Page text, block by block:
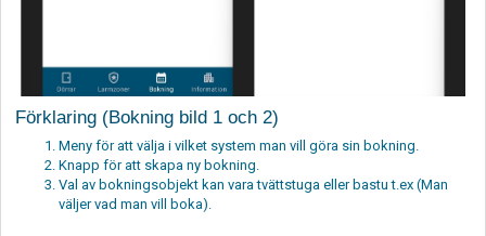
Förklaring (Bokning bild 1 och 2)
Meny för att välja i vilket system man vill göra sin bokning.
Knapp för att skapa ny bokning.
Val av bokningsobjekt kan vara tvättstuga eller bastu t.ex (Man
väljer vad man vill boka).